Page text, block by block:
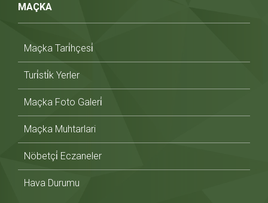
MAÇKA
Maçka Tari̇hçesi̇
Turi̇sti̇k Yerler
Maçka Foto Galeri̇
Maçka Muhtarlari
Nöbetçi̇ Eczaneler
Hava Durumu